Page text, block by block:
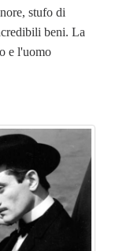
stufo di
beni. La
e l'uomo